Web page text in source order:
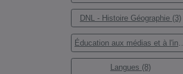
DNL - Histoire Géographie (3)
Éducation aux médias et à l'information (24)
Langues (8)